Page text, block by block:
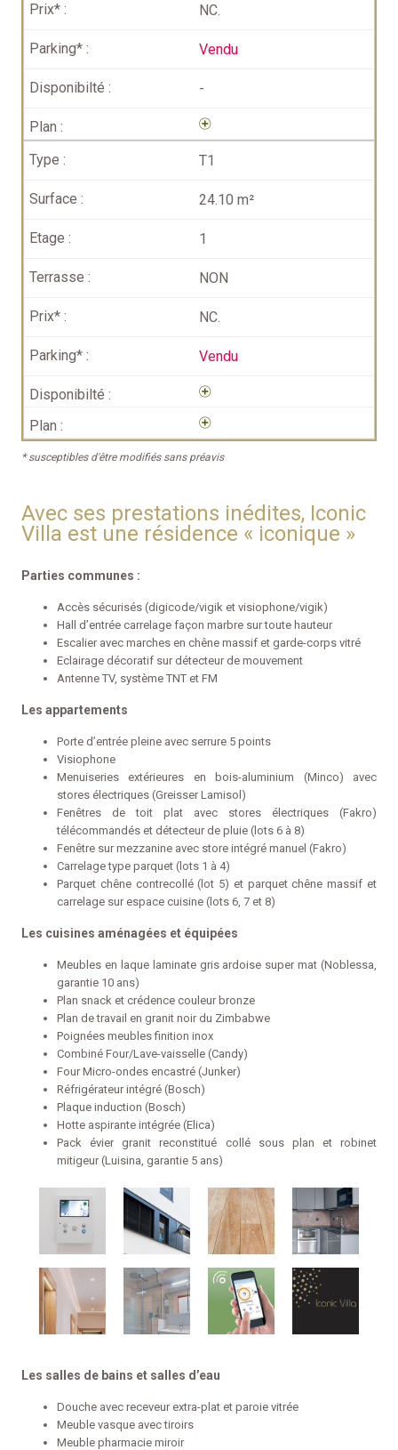
NC.
Vendu
-
T1
24.10 m²
1
NON
NC.
Vendu
* susceptibles d'être modifiés sans préavis
Avec ses prestations inédites, Iconic
Villa est une résidence « iconique »
Parties communes :
Accès sécurisés (digicode/vigik et visiophone/vigik)
Hall d’entrée carrelage façon marbre sur toute hauteur
Escalier avec marches en chêne massif et garde-corps vitré
Eclairage décoratif sur détecteur de mouvement
Antenne TV, système TNT et FM
Les appartements
Porte d’entrée pleine avec serrure 5 points
Visiophone
Menuiseries extérieures en bois-aluminium (Minco) avec
stores électriques (Greisser Lamisol)
Fenêtres de toit plat avec stores électriques (Fakro)
télécommandés et détecteur de pluie (lots 6 à 8)
Fenêtre sur mezzanine avec store intégré manuel (Fakro)
Carrelage type parquet (lots 1 à 4)
Parquet chêne contrecollé (lot 5) et parquet chêne massif et
carrelage sur espace cuisine (lots 6, 7 et 8)
Les cuisines aménagées et équipées
Meubles en laque laminate gris ardoise super mat (Noblessa,
garantie 10 ans)
Plan snack et crédence couleur bronze
Plan de travail en granit noir du Zimbabwe
Poignées meubles finition inox
Combiné Four/Lave-vaisselle (Candy)
Four Micro-ondes encastré (Junker)
Réfrigérateur intégré (Bosch)
Plaque induction (Bosch)
Hotte aspirante intégrée (Elica)
Pack évier granit reconstitué collé sous plan et robinet
mitigeur (Luisina, garantie 5 ans)
Les salles de bains et salles d’eau
Douche avec receveur extra-plat et paroie vitrée
Meuble vasque avec tiroirs
Meuble pharmacie miroir